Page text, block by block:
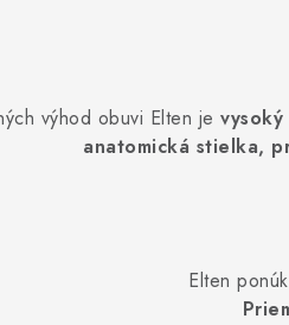
výhod obuvi Elten je
anatomická stielka,
Elten